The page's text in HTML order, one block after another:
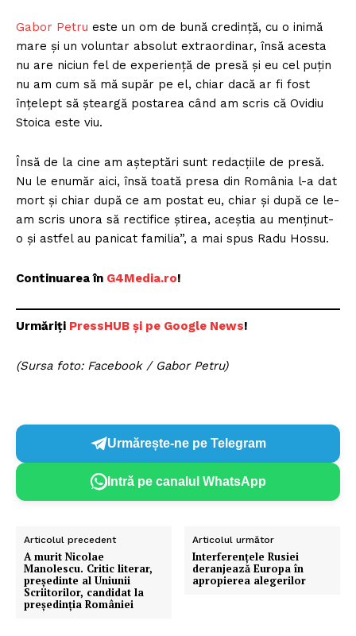
Gabor Petru este un om de bună credință, cu o inimă
mare și un voluntar absolut extraordinar, însă acesta
nu are niciun fel de experiență de presă și eu cel puțin
nu am cum să mă supăr pe el, chiar dacă ar fi fost
înțelept să șteargă postarea când am scris că Ovidiu
Stoica este viu.
Însă de la cine am așteptări sunt redacțiile de presă.
Nu le enumăr aici, însă toată presa din România l-a dat
mort și chiar după ce am postat eu, chiar și după ce le-
am scris unora să rectifice știrea, aceștia au menținut-
o și astfel au panicat familia”, a mai spus Radu Hossu.
Continuarea în G4Media.ro!
Urmăriți PressHUB și pe Google News!
(Sursa foto: Facebook / Gabor Petru)
Urmărește-ne pe Telegram
Intră pe canalul WhatsApp
Articolul precedent
A murit Nicolae
Manolescu. Critic literar,
președinte al Uniunii
Scriitorilor, candidat la
președinția României
Articolul următor
Interferențele Rusiei
deranjează Europa în
apropierea alegerilor